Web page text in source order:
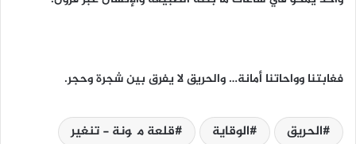
فغابتنا وواحاتنا أمانة… والحريق لا يفرق بين شجرة وحجر.
الحريق الوقاية قلعة مگونة - تنغير